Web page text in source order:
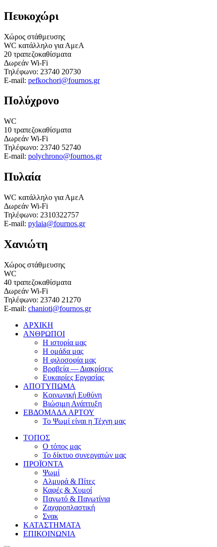
Πευκοχώρι
Χώρος στάθμευσης
WC κατάλληλο για ΑμεΑ
20 τραπεζοκαθίσματα
Δωρεάν Wi-Fi
Τηλέφωνο: 23740 20730
E-mail: pefkochori@fournos.gr
Πολύχρονο
WC
10 τραπεζοκαθίσματα
Δωρεάν Wi-Fi
Τηλέφωνο: 23740 52740
E-mail: polychrono@fournos.gr
Πυλαία
WC κατάλληλο για ΑμεΑ
Δωρεάν Wi-Fi
Τηλέφωνο: 2310322757
E-mail: pylaia@fournos.gr
Χανιώτη
Χώρος στάθμευσης
WC
40 τραπεζοκαθίσματα
Δωρεάν Wi-Fi
Τηλέφωνο: 23740 21270
E-mail: chanioti@fournos.gr
ΑΡΧΙΚΗ
ΑΝΘΡΩΠΟΙ
Η ιστορία μας
Η ομάδα μας
Η φιλοσοφία μας
Βραβεία — Διακρίσεις
Ευκαιρίες Εργασίας
ΑΠΟΤΥΠΩΜΑ
Κοινωνική Ευθύνη
Βιώσιμη Ανάπτυξη
ΕΒΔΟΜΑΔΑ ΑΡΤΟΥ
Το Ψωμί είναι η Τέχνη μας
ΤΟΠΟΣ
Ο τόπος μας
Το δίκτυο συνεργατών μας
ΠΡΟΪΟΝΤΑ
Ψωμί
Αλμυρά & Πίτες
Καφές & Χυμοί
Παγωτό & Παγωτίνια
Ζαχαροπλαστική
Σνακ
ΚΑΤΑΣΤΗΜΑΤΑ
ΕΠΙΚΟΙΝΩΝΙΑ